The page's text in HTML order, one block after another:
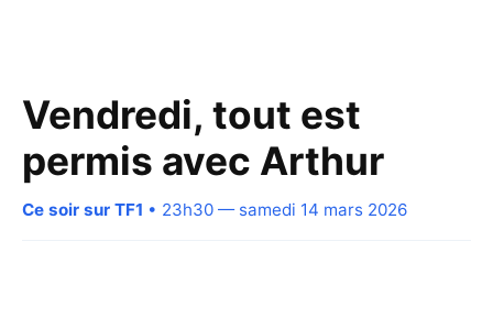
Vendredi, tout est
permis avec Arthur
Ce soir sur TF1 • 23h30 — samedi 14 mars 2026